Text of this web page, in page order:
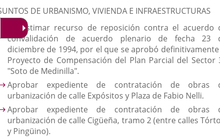
DE URBANISMO, VIVIENDA E INFRAESTRUCTURAS
Desestimar recurso de reposición contra el acuerdo
convalidación de acuerdo plenario de fecha 23
diciembre de 1994, por el que se aprobó
Proyecto de Compensación del Plan Parcial del Sector
"Soto de Medinilla".
Aprobar expediente de contratación de obras
urbanización de calle Expósitos y Plaza de Fabio Nelli.
Aprobar expediente de contratación de obras
urbanización de calle Cigüeña, tramo 2 (entre calles
y Pingüino).